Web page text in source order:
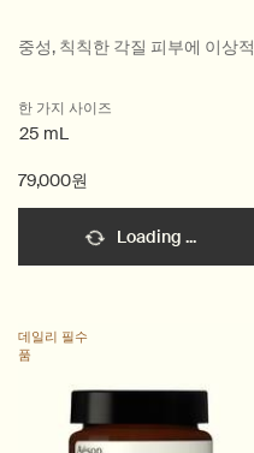
중성, 칙칙한 각질 피부에 이상적
한 가지 사이즈
25 mL
79,000원
Loading ...
데일리 필수
품